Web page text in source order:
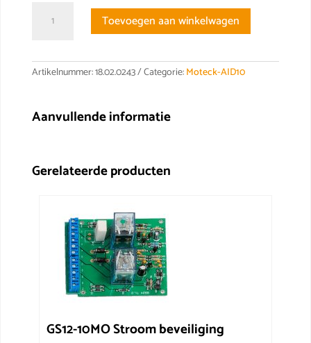
AID101210B600LT
Actuator
aantal
Toevoegen aan winkelwagen
Artikelnummer:18.02.0243 Categorie:Moteck-AID10
Aanvullende informatie
Gerelateerde producten
GS12-10MO Stroom beveiliging